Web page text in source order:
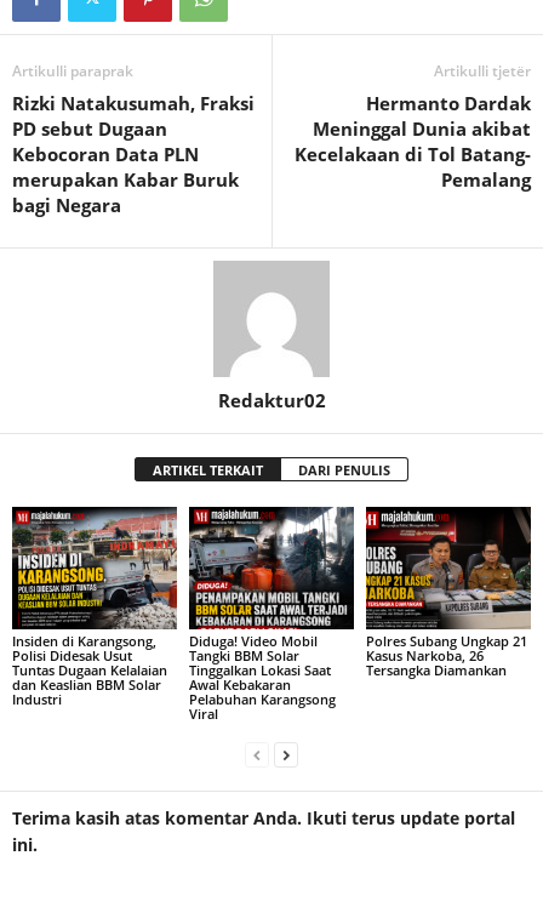
Artikulli paraprak
Rizki Natakusumah, Fraksi
PD sebut Dugaan
Kebocoran Data PLN
merupakan Kabar Buruk
bagi Negara
Artikulli tjetër
Hermanto Dardak
Meninggal Dunia akibat
Kecelakaan di Tol Batang-
Pemalang
Redaktur02
ARTIKEL TERKAIT DARI PENULIS
Insiden di Karangsong,
Polisi Didesak Usut
Tuntas Dugaan Kelalaian
dan Keaslian BBM Solar
Industri
Diduga! Video Mobil
Tangki BBM Solar
Tinggalkan Lokasi Saat
Awal Kebakaran
Pelabuhan Karangsong
Viral
Polres Subang Ungkap 21
Kasus Narkoba, 26
Tersangka Diamankan
Terima kasih atas komentar Anda. Ikuti terus update portal
ini.